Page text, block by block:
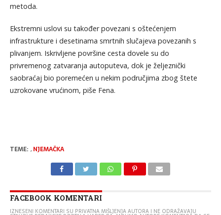
metoda.
Ekstremni uslovi su također povezani s oštećenjem
infrastrukture i desetinama smrtnih slučajeva povezanih s
plivanjem. Iskrivljene površine cesta dovele su do
privremenog zatvaranja autoputeva, dok je željeznički
saobraćaj bio poremećen u nekim područjima zbog štete
uzrokovane vrućinom, piše Fena.
TEME: , NJEMAČKA
FACEBOOK KOMENTARI
IZNESENI KOMENTARI SU PRIVATNA MIŠLJENJA AUTORA I NE ODRAŽAVAJU